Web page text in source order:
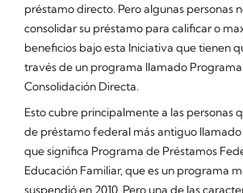
préstamo directo. Pero algunas personas
consolidar su préstamo para calificar o
beneficios bajo esta Iniciativa que tienen
través de un programa llamado
Consolidación Directa.
Esto cubre principalmente a las personas
de préstamo federal más antiguo llamado
que significa Programa de Préstamos
Educación Familiar, que es un programa
suspendió en 2010. Pero una de las